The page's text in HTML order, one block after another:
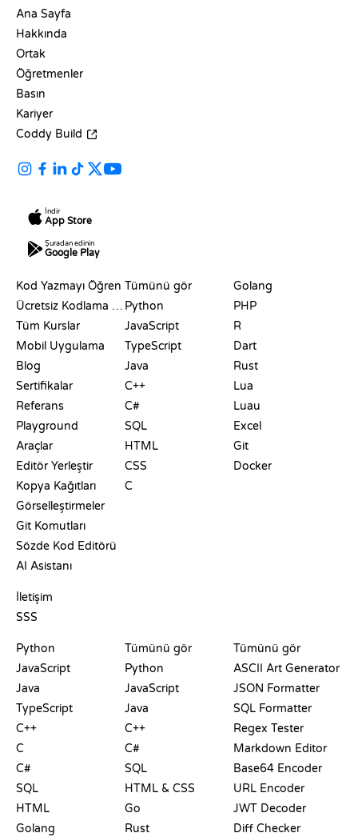
Ana Sayfa
Hakkında
Ortak
Öğretmenler
Basın
Kariyer
Coddy Build
İndir
App Store
Şuradan edinin
Google Play
Kod Yazmayı Öğren
Ücretsiz Kodlama Siteleri
Tüm Kurslar
Mobil Uygulama
Blog
Sertifikalar
Referans
Playground
Araçlar
Editör Yerleştir
Kopya Kağıtları
Görselleştirmeler
Git Komutları
Sözde Kod Editörü
AI Asistanı
İletişim
SSS
Tümünü gör
Python
JavaScript
TypeScript
Java
C++
C#
SQL
HTML
CSS
C
Golang
PHP
R
Dart
Rust
Lua
Luau
Excel
Git
Docker
Python
JavaScript
Java
TypeScript
C++
C
C#
SQL
HTML
Golang
Tümünü gör
Python
JavaScript
Java
C++
C#
SQL
HTML & CSS
Go
Rust
Tümünü gör
ASCII Art Generator
JSON Formatter
SQL Formatter
Regex Tester
Markdown Editor
Base64 Encoder
URL Encoder
JWT Decoder
Diff Checker